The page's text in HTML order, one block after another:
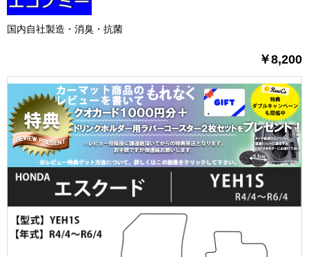
国内自社製造・消臭・抗菌
￥8,200